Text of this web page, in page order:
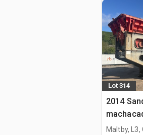
Lot 314
2014
Maltby, L3,